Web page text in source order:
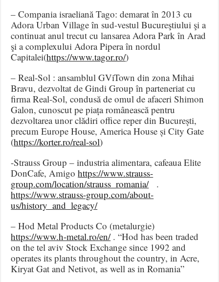
– Compania israeliană Tago: demarat în 2013 cu
Adora Urban Village în sud-vestul Bucureştiului şi a
continuat anul trecut cu lansarea Adora Park în Arad
şi a complexului Adora Pipera în nordul
Capitalei(https://www.tagor.ro/)
– Real-Sol : ansamblul GViTown din zona Mihai
Bravu, dezvoltat de Gindi Group în parteneriat cu
firma Real-Sol, condusă de omul de afaceri Shimon
Galon, cunoscut pe piața românească pentru
dezvoltarea unor clădiri office reper din București,
precum Europe House, America House și City Gate
(https://korter.ro/real-sol)
-Strauss Group – industria alimentara, cafeaua Elite
DonCafe, Amigohttps://www.strauss-
group.com/location/strauss_romania/.
https://www.strauss-group.com/about-
us/history_and_legacy/
– Hod Metal Products Co (metalurgie)
https://www.h-metal.ro/en/. “Hod has been traded
on the tel aviv Stock Exchange since 1992 and
operates its plants throughout the country, in Acre,
Kiryat Gat and Netivot, as well as in Romania”